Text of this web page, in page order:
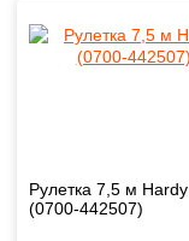
Рулетка 7,5 м Hardy
(0700-442507)